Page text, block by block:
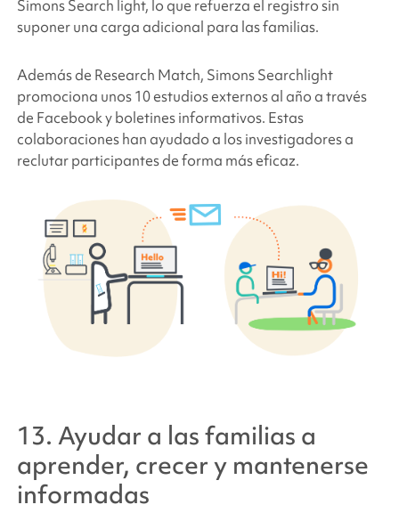
Simons Search light, lo que refuerza el registro sin
suponer una carga adicional para las familias.
Además de Research Match, Simons Searchlight
promociona unos 10 estudios externos al año a través
de Facebook y boletines informativos. Estas
colaboraciones han ayudado a los investigadores a
reclutar participantes de forma más eficaz.
13. Ayudar a las familias a
aprender, crecer y mantenerse
informadas